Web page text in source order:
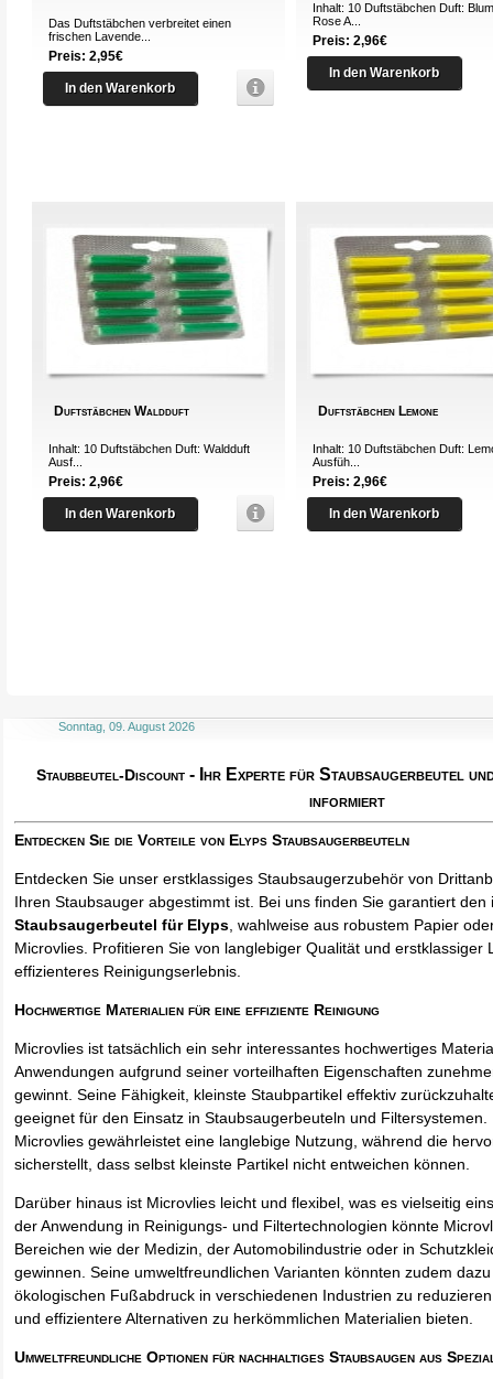
Das Duftstäbchen verbreitet einen
frischen Lavende...
Preis: 2,95€
In den Warenkorb
Inhalt: 10 Duftstäbchen Duft:
Rose A...
Preis: 2,96€
In den Warenkorb
Duftstäbchen Waldduft
Inhalt: 10 Duftstäbchen Duft: Waldduft
Ausf...
Preis: 2,96€
In den Warenkorb
Duftstäbchen Lemone
Inhalt: 10 Duftstäbchen Duft:
Ausfüh...
Preis: 2,96€
In den Warenkorb
Sonntag, 09. August 2026
Staubbeutel-Discount - Ihr Experte für Staubsaugerbeutel
informiert
Entdecken Sie die Vorteile von Elyps Staubsaugerbeuteln
Entdecken Sie unser erstklassiges Staubsaugerzubehör von
Ihren Staubsauger abgestimmt ist. Bei uns finden Sie garantiert den
Staubsaugerbeutel für Elyps, wahlweise aus robustem Papier
Microvlies. Profitieren Sie von langlebiger Qualität und erstklassiger
effizienteres Reinigungserlebnis.
Hochwertige Materialien für eine effiziente Reinigung
Microvlies ist tatsächlich ein sehr interessantes hochwertiges
Anwendungen aufgrund seiner vorteilhaften Eigenschaften
gewinnt. Seine Fähigkeit, kleinste Staubpartikel effektiv
geeignet für den Einsatz in Staubsaugerbeuteln und
Microvlies gewährleistet eine langlebige Nutzung, während die
sicherstellt, dass selbst kleinste Partikel nicht entweichen können.
Darüber hinaus ist Microvlies leicht und flexibel, was es vielseitig
der Anwendung in Reinigungs- und Filtertechnologien könnte
Bereichen wie der Medizin, der Automobilindustrie oder in
gewinnen. Seine umweltfreundlichen Varianten könnten zudem
ökologischen Fußabdruck in verschiedenen Industrien zu
und effizientere Alternativen zu herkömmlichen Materialien bieten.
Umweltfreundliche Optionen für nachhaltiges Staubsaugen aus